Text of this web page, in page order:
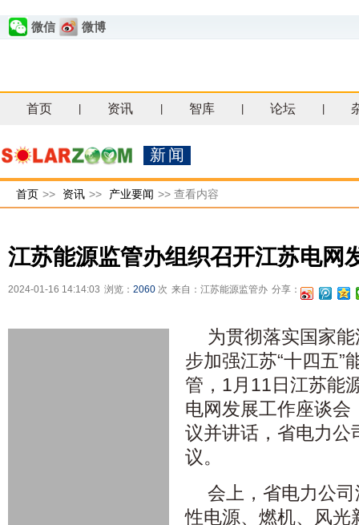
微信 微博
首页 资讯 智库 论坛
新闻
首页 >> 资讯 >> 产业要闻 >> 查看内容
江苏能源监管办组织召开江苏电网
2024-01-16 14:14:03 浏览： 2060 次 来自：江苏能源监管办 分享：
为贯彻落实国家
步加强江苏“十四五”
管，1月11日江苏能
电网发展工作座谈会
议并讲话，省电力公
议。
会上，省电力公司
性电源、燃机、风光